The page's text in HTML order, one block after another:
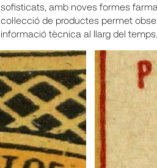
sofisticats, amb noves formes
col·lecció de productes permet
informació tècnica al llarg del temps.